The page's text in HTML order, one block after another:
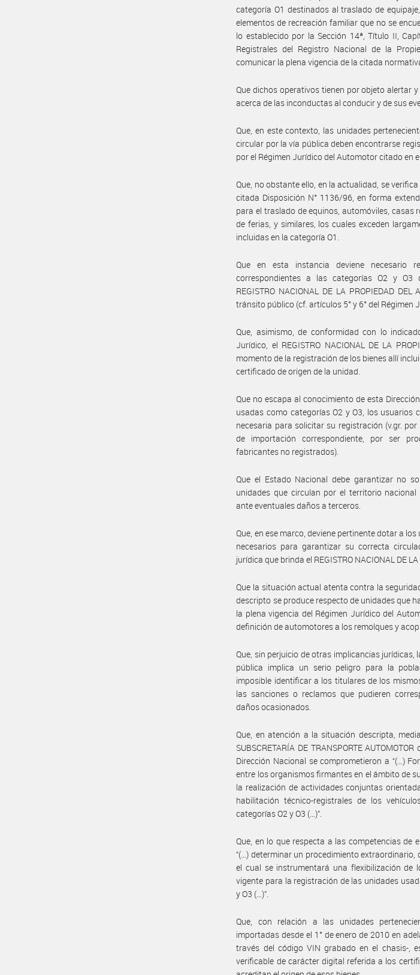
categoría O1 destinados al traslado de
elementos de recreación familiar que no se
lo establecido por la Sección 14ª, Título II,
Registrales del Registro Nacional de la
comunicar la plena vigencia de la citada
Que dichos operativos tienen por objeto alertar
acerca de las inconductas al conducir y de sus
Que, en este contexto, las unidades
circular por la vía pública deben encontrarse
por el Régimen Jurídico del Automotor citado en
Que, no obstante ello, en la actualidad, se
citada Disposición N° 1136/96, en forma
para el traslado de equinos, automóviles,
de ferias, y similares, los cuales exceden
incluidas en la categoría O1.
Que en esta instancia deviene necesario
correspondientes a las categorías O2 y O3
REGISTRO NACIONAL DE LA PROPIEDAD
tránsito público (cf. artículos 5° y 6° del Régimen
Que, asimismo, de conformidad con lo
Jurídico, el REGISTRO NACIONAL DE LA
momento de la registración de los bienes allí
certificado de origen de la unidad.
Que no escapa al conocimiento de esta
usadas como categorías O2 y O3, los usuarios
necesaria para solicitar su registración (v.gr.
de importación correspondiente, por ser
fabricantes no registrados).
Que el Estado Nacional debe garantizar no
unidades que circulan por el territorio
ante eventuales daños a terceros.
Que, en ese marco, deviene pertinente dotar a
necesarios para garantizar su correcta
jurídica que brinda el REGISTRO NACIONAL DE LA
Que la situación actual atenta contra la
descripto se produce respecto de unidades que
la plena vigencia del Régimen Jurídico del
definición de automotores a los remolques y
Que, sin perjuicio de otras implicancias jurídicas,
pública implica un serio peligro para la
imposible identificar a los titulares de los
las sanciones o reclamos que pudieren
daños ocasionados.
Que, en atención a la situación descripta,
SUBSCRETARÍA DE TRANSPORTE
Dirección Nacional se comprometieron a “(…)
entre los organismos firmantes en el ámbito de
la realización de actividades conjuntas
habilitación técnico-registrales de los
categorías O2 y O3 (…)”.
Que, en lo que respecta a las competencias de
“(…) determinar un procedimiento
el cual se instrumentará una flexibilización de
vigente para la registración de las unidades
y O3 (…)”.
Que, con relación a las unidades
importadas desde el 1° de enero de 2010 en
través del código VIN grabado en el chasis-,
verificable de carácter digital referida a los